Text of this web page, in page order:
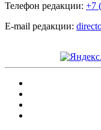
Телефон редакции: +7
E-mail редакции: